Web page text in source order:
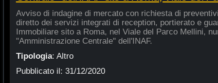
Avviso di indagine di mercato con richiesta di
diretto dei servizi integrati di reception, portierato e
Immobiliare sito a Roma, nel Viale del Parco Mellini,
"Amministrazione Centrale" dell'INAF.
Tipologia: Altro
Pubblicato il: 31/12/2020